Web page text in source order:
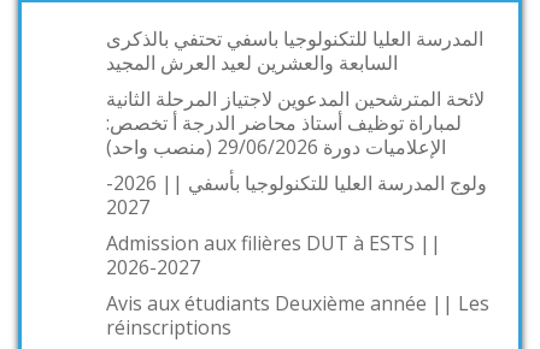
المدرسة العليا للتكنولوجيا باسفي تحتفي بالذكرى
السابعة والعشرين لعيد العرش المجيد
لائحة المترشحين المدعوين لاجتياز المرحلة الثانية
لمباراة توظيف أستاذ محاضر الدرجة أ تخصص:
الإعلاميات دورة 29/06/2026 (منصب واحد)
ولوج المدرسة العليا للتكنولوجيا بأسفي || 2026-
2027
Admission aux filières DUT à ESTS ||
2026-2027
Avis aux étudiants Deuxième année || Les
réinscriptions